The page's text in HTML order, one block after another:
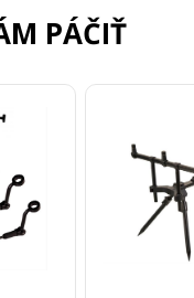
PÁČIŤ